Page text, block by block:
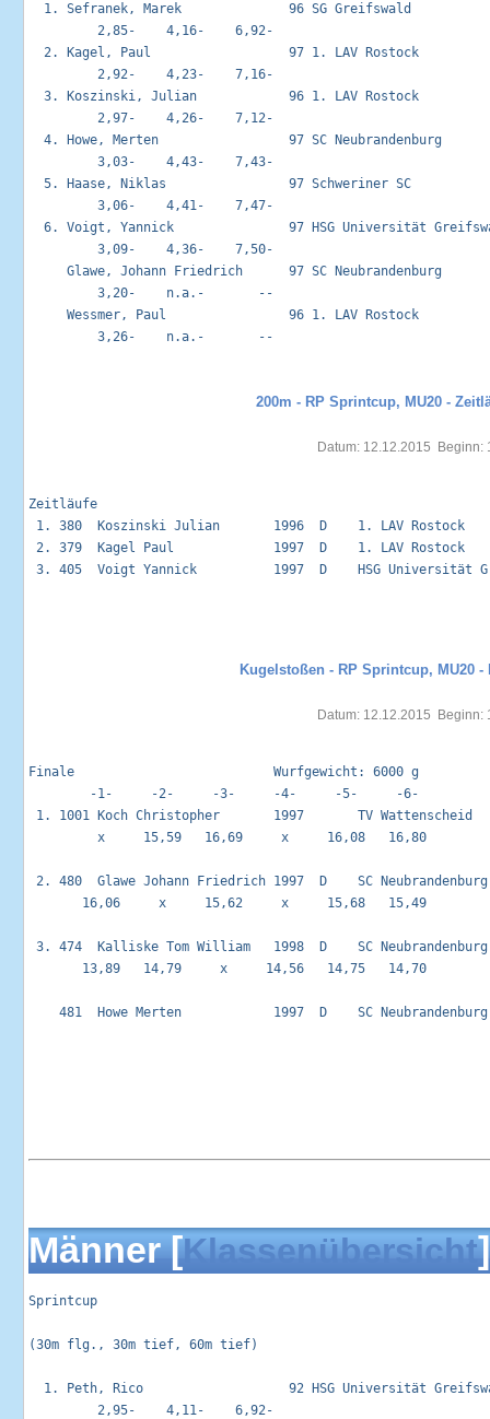
1. Sefranek, Marek              96 SG Greifswald
         2,85-    4,16-    6,92-
2. Kagel, Paul                  97 1. LAV Rostock
         2,92-    4,23-    7,16-
3. Koszinski, Julian            96 1. LAV Rostock
         2,97-    4,26-    7,12-
4. Howe, Merten                 97 SC Neubrandenburg
         3,03-    4,43-    7,43-
5. Haase, Niklas                97 Schweriner SC
         3,06-    4,41-    7,47-
6. Voigt, Yannick               97 HSG Universität
         3,09-    4,36-    7,50-
Glawe, Johann Friedrich      97 SC
         3,20-    n.a.-       --
Wessmer, Paul                96 1. LAV
         3,26-    n.a.-       --
200m - RP Sprintcup, MU20 -
Datum: 12.12.2015  Beginn:
1. 380  Koszinski Julian       1996  D    1. LAV
2. 379  Kagel Paul             1997  D    1. LAV
3. 405  Voigt Yannick          1997  D    HSG
Kugelstoßen - RP Sprintcup, MU20 -
Datum: 12.12.2015  Beginn:
Finale
-1-     -2-     -3-     -4-
1. 1001 Koch Christopher       1997       TV
x     15,59   16,69     x
2. 480  Glawe Johann Friedrich 1997  D    SC
16,06     x     15,62     x
3. 474  Kalliske Tom William   1998  D    SC
13,89   14,79     x     14,56
481  Howe Merten            1997  D    SC
Männer [Klassenübersicht]
Sprintcup
(30m flg., 30m tief, 60m tief)
1. Peth, Rico                   92 HSG Universität
         2,95-    4,11-    6,92-